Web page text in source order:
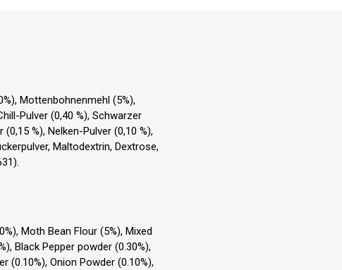
Mottenbohnenmehl (5%),
Pulver (0,40 %), Schwarzer
%), Nelken-Pulver (0,10 %),
Maltodextrin, Dextrose,
Moth Bean Flour (5%), Mixed
Black Pepper powder (0.30%),
(0.10%), Onion Powder (0.10%),